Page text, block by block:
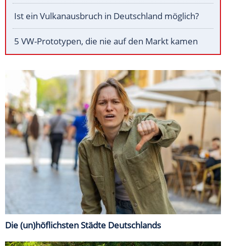
Ist ein Vulkanausbruch in Deutschland möglich?
5 VW-Prototypen, die nie auf den Markt kamen
Die (un)höflichsten Städte Deutschlands